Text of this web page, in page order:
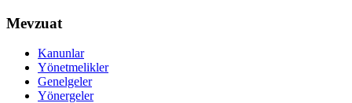
Mevzuat
Kanunlar
Yönetmelikler
Genelgeler
Yönergeler